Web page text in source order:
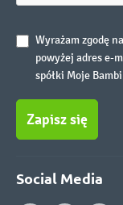
Wyrażam zgodę
powyżej adres e-
spółki Moje
Zapisz się
Social Media